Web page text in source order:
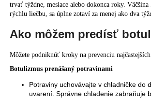
trvať týždne, mesiace alebo dokonca roky.
rýchlu liečbu, sa úplne zotaví za menej ako dva
Ako môžem predísť
Môžete podniknúť kroky na prevenciu
Botulizmus prenášaný potravinami
Potraviny uchovávajte v chladničke do
uvarení. Správne chladenie zabraňuje